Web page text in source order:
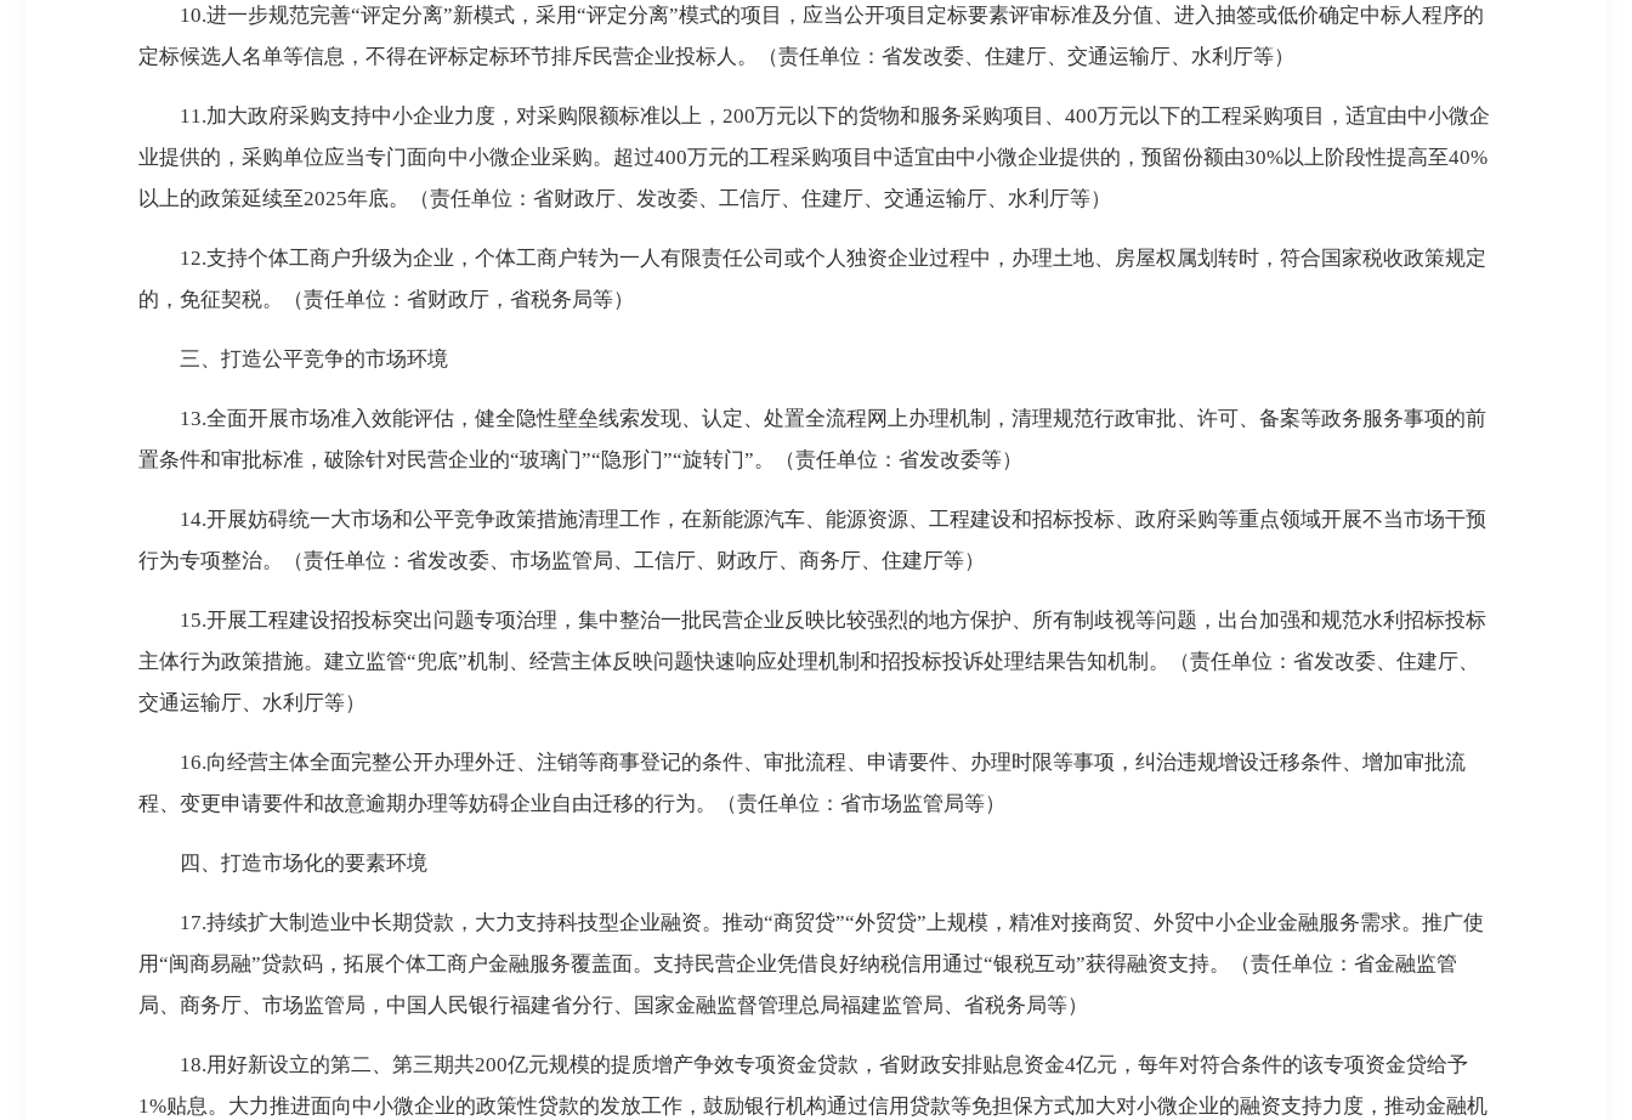
10.进一步规范完善“评定分离”新模式，采用“评定分离”模式的项目，应当公开项目定标要素评审标准及分值、进入抽签或低价确定中标人程序的
定标候选人名单等信息，不得在评标定标环节排斥民营企业投标人。（责任单位：省发改委、住建厅、交通运输厅、水利厅等）
11.加大政府采购支持中小企业力度，对采购限额标准以上，200万元以下的货物和服务采购项目、400万元以下的工程采购项目，适宜由中小微企
业提供的，采购单位应当专门面向中小微企业采购。超过400万元的工程采购项目中适宜由中小微企业提供的，预留份额由30%以上阶段性提高至40%
以上的政策延续至2025年底。（责任单位：省财政厅、发改委、工信厅、住建厅、交通运输厅、水利厅等）
12.支持个体工商户升级为企业，个体工商户转为一人有限责任公司或个人独资企业过程中，办理土地、房屋权属划转时，符合国家税收政策规定
的，免征契税。（责任单位：省财政厅，省税务局等）
三、打造公平竞争的市场环境
13.全面开展市场准入效能评估，健全隐性壁垒线索发现、认定、处置全流程网上办理机制，清理规范行政审批、许可、备案等政务服务事项的前
置条件和审批标准，破除针对民营企业的“玻璃门”“隐形门”“旋转门”。（责任单位：省发改委等）
14.开展妨碍统一大市场和公平竞争政策措施清理工作，在新能源汽车、能源资源、工程建设和招标投标、政府采购等重点领域开展不当市场干预
行为专项整治。（责任单位：省发改委、市场监管局、工信厅、财政厅、商务厅、住建厅等）
15.开展工程建设招投标突出问题专项治理，集中整治一批民营企业反映比较强烈的地方保护、所有制歧视等问题，出台加强和规范水利招标投标
主体行为政策措施。建立监管“兜底”机制、经营主体反映问题快速响应处理机制和招投标投诉处理结果告知机制。（责任单位：省发改委、住建厅、
交通运输厅、水利厅等）
16.向经营主体全面完整公开办理外迁、注销等商事登记的条件、审批流程、申请要件、办理时限等事项，纠治违规增设迁移条件、增加审批流
程、变更申请要件和故意逾期办理等妨碍企业自由迁移的行为。（责任单位：省市场监管局等）
四、打造市场化的要素环境
17.持续扩大制造业中长期贷款，大力支持科技型企业融资。推动“商贸贷”“外贸贷”上规模，精准对接商贸、外贸中小企业金融服务需求。推广使
用“闽商易融”贷款码，拓展个体工商户金融服务覆盖面。支持民营企业凭借良好纳税信用通过“银税互动”获得融资支持。（责任单位：省金融监管
局、商务厅、市场监管局，中国人民银行福建省分行、国家金融监督管理总局福建监管局、省税务局等）
18.用好新设立的第二、第三期共200亿元规模的提质增产争效专项资金贷款，省财政安排贴息资金4亿元，每年对符合条件的该专项资金贷给予
1%贴息。大力推进面向中小微企业的政策性贷款的发放工作，鼓励银行机构通过信用贷款等免担保方式加大对小微企业的融资支持力度，推动金融机